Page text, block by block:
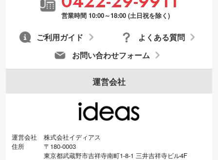
営業時間 10:00～18:00 (土日祝を除く)
お問い合わせフォーム
よくある質問
ご利用ガイド
運営会社
運営会社
株式会社イディアス
住所
〒180-0003
東京都武蔵野市吉祥寺南町1-8-1 三井吉祥寺ビル4F